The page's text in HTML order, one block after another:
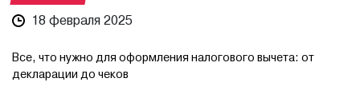
18 февраля 2025
Все, что нужно для оформления налогового вычета: от
декларации до чеков